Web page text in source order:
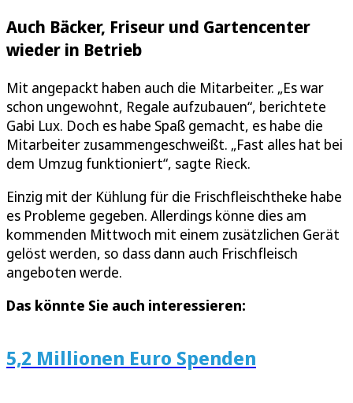
Auch Bäcker, Friseur und Gartencenter
wieder in Betrieb
Mit angepackt haben auch die Mitarbeiter. „Es war
schon ungewohnt, Regale aufzubauen“, berichtete
Gabi Lux. Doch es habe Spaß gemacht, es habe die
Mitarbeiter zusammengeschweißt. „Fast alles hat bei
dem Umzug funktioniert“, sagte Rieck.
Einzig mit der Kühlung für die Frischfleischtheke habe
es Probleme gegeben. Allerdings könne dies am
kommenden Mittwoch mit einem zusätzlichen Gerät
gelöst werden, so dass dann auch Frischfleisch
angeboten werde.
Das könnte Sie auch interessieren:
5,2 Millionen Euro Spenden